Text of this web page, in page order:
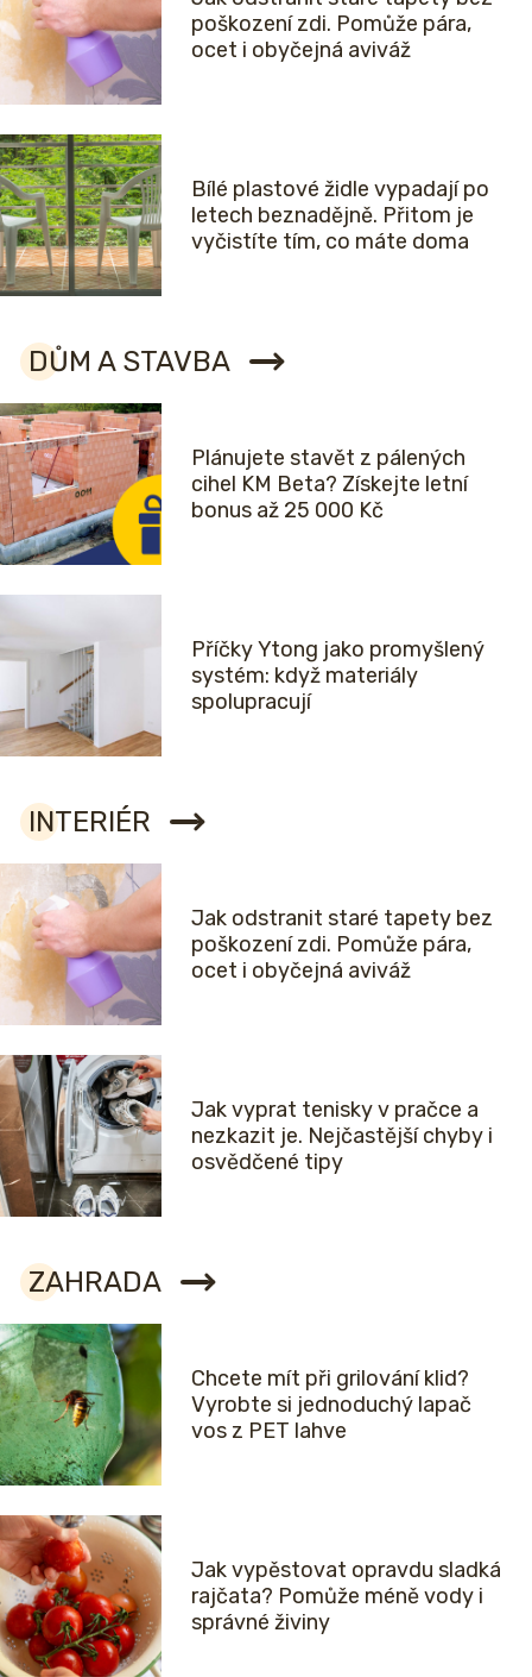
poškození zdi. Pomůže pára,
ocet i obyčejná aviváž
Bílé plastové židle vypadají po
letech beznadějně. Přitom je
vyčistíte tím, co máte doma
DŮM A STAVBA
Plánujete stavět z pálených
cihel KM Beta? Získejte letní
bonus až 25 000 Kč
Příčky Ytong jako promyšlený
systém: když materiály
spolupracují
INTERIÉR
Jak odstranit staré tapety bez
poškození zdi. Pomůže pára,
ocet i obyčejná aviváž
Jak vyprat tenisky v pračce a
nezkazit je. Nejčastější chyby i
osvědčené tipy
ZAHRADA
Chcete mít při grilování klid?
Vyrobte si jednoduchý lapač
vos z PET lahve
Jak vypěstovat opravdu sladká
rajčata? Pomůže méně vody i
správné živiny